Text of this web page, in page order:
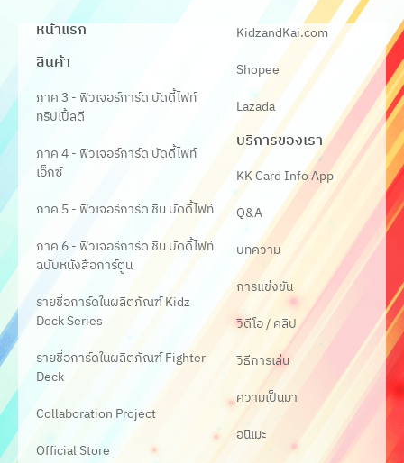
หน้าแรก
สินค้า
ภาค 3 - ฟิวเจอร์การ์ด บัดดี้ไฟท์
ทริปเปิ้ลดี
ภาค 4 - ฟิวเจอร์การ์ด บัดดี้ไฟท์
เอ็กซ์
ภาค 5 - ฟิวเจอร์การ์ด ชิน บัดดี้ไฟท์
ภาค 6 - ฟิวเจอร์การ์ด ชิน บัดดี้ไฟท์
ฉบับหนังสือการ์ตูน
รายชื่อการ์ดในผลิตภัณฑ์ Kidz
Deck Series
รายชื่อการ์ดในผลิตภัณฑ์ Fighter
Deck
Collaboration Project
Official Store
KidzandKai.com
Shopee
Lazada
บริการของเรา
KK Card Info App
Q&A
บทความ
การแข่งขัน
วิดีโอ / คลิป
วิธีการเล่น
ความเป็นมา
อนิเมะ